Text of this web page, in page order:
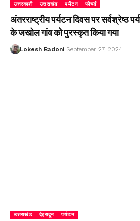
उत्तरकाशी उत्तराखंड पर्यटन फीचर्ड
अंतरराष्ट्रीय पर्यटन दिवस पर सर्वश्रेष्ठ
के जखोल गांव को पुरस्कृत किया गया
Lokesh Badoni September 27, 2024
उत्तराखंड देहरादून पर्यटन